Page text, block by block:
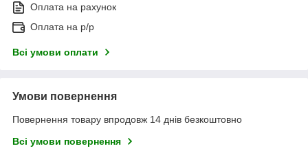
Оплата на рахунок
Оплата на р/р
Всі умови оплати
Умови повернення
Повернення товару впродовж 14 днів безкоштовно
Всі умови повернення